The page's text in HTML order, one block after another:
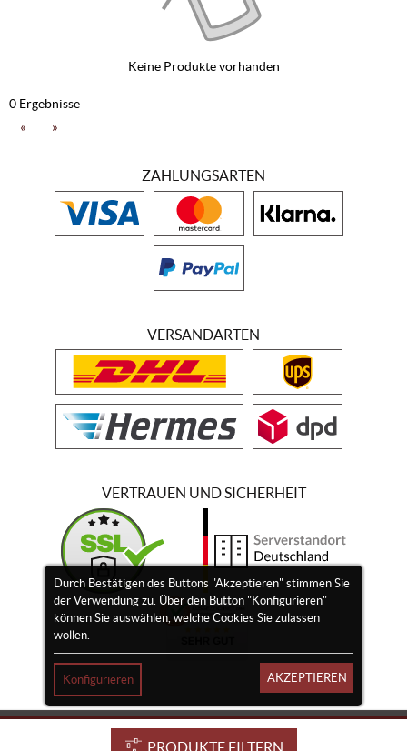
PRODUKTE FILTERN
Keine Produkte vorhanden
0 Ergebnisse
« »
Durch Bestätigen des Buttons "Akzeptieren" stimmen Sie
der Verwendung zu. Über den Button "Konfigurieren"
können Sie auswählen, welche Cookies Sie zulassen
wollen.
Konfigurieren AKZEPTIEREN
ZAHLUNGSARTEN
VERSANDARTEN
VERTRAUEN UND SICHERHEIT
Widerrufsrecht